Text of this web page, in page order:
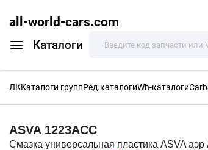
all-world-cars.com
Каталоги
ЛККаталоги группРед.каталогиWh-каталоги
ASVA 1223ACC
Смазка универсальная пластика ASVA